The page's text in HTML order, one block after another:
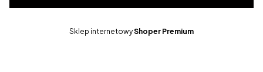
Sklep internetowyShoper Premium